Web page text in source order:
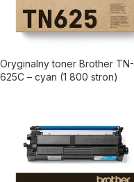
Oryginalny toner Brother TN-
625C – cyan (1 800 stron)